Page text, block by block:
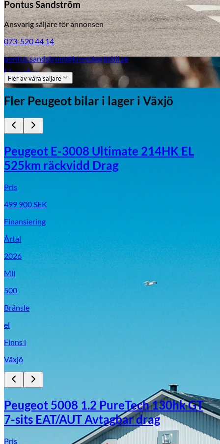
Aixiam
Honda
Ljungby
Pontus Sandström
Ansvarig säljare för annonsen
073-520 44 14
pontus.sandstrom@kronobergsbil.se
Fler av våra säljare
Fler Peugeot bilar i lager i Växjö
Peugeot E-3008 Ultimate 214HK EL
525km räckvidd Drag
Pris
499 900SEK
Finansiering
Årtal
2026
Mil
500
Bränsle
el
Finns i
Växjö
Peugeot 5008 1.2 PureTech 130hk GT
7-sits EAT/AUT Avtagbar drag
Pris